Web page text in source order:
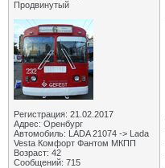
Продвинутый
Регистрация: 21.02.2017
Адрес: Оренбург
Автомобиль: LADA 21074 -> Lada
Vesta Комфорт Фантом МКПП
Возраст: 42
Сообщений: 715